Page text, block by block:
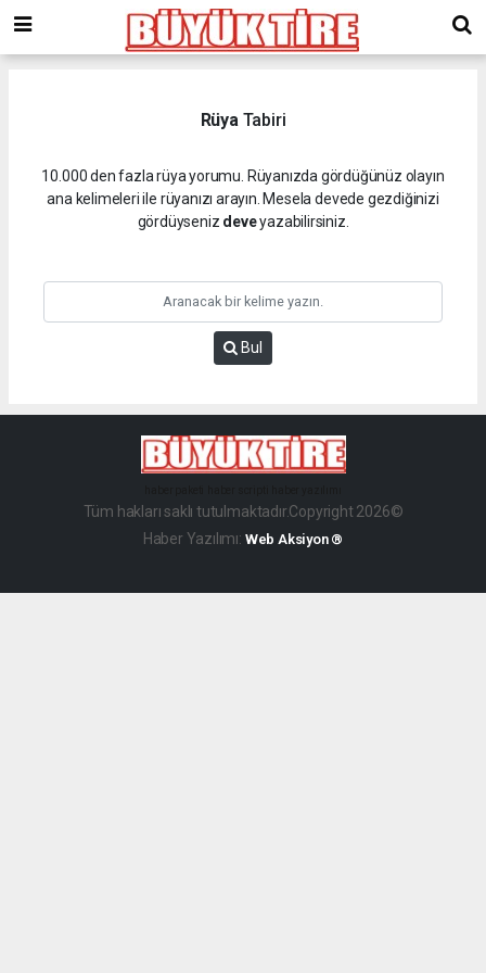
giriş
kingroyal
Rüya Tabiri
10.000 den fazla rüya yorumu. Rüyanızda gördüğünüz olayın
ana kelimeleri ile rüyanızı arayın. Mesela devede gezdiğinizi
gördüyseniz deveyazabilirsiniz.
Bul
Tüm hakları saklı tutulmaktadır.Copyright 2026©
Haber Yazılımı: Web Aksiyon ®